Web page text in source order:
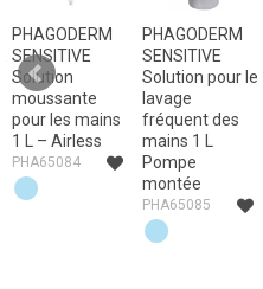
PHAGODERM
SENSITIVE
Solution
moussante
pour les mains
1 L – Airless
PHA65084
PHAGODERM
SENSITIVE
Solution pour le
lavage
fréquent des
mains 1 L
Pompe
montée
PHA65085